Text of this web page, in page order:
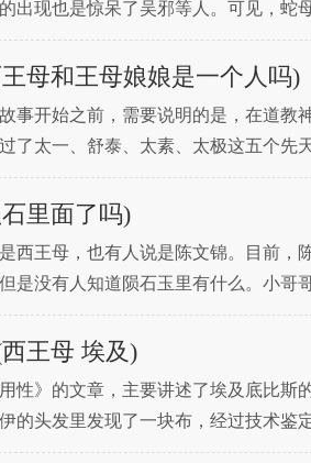
出现也是惊呆了吴邪等人。可见，蛇
会有巨蛇？其实仔细分析就能推断出
母和王母娘娘是一个人吗)
事开始之前，需要说明的是，在道教
了太一、舒泰、太素、太极这五个先
始状态。这期间物质、空、时间都没
里面了吗)
西王母，也有人说是陈文锦。目前，
是没有人知道陨石玉里有什么。小哥
挖的坑，有一种神秘的感觉，因为他
王母 埃及)
性》的文章，主要讲述了埃及底比斯
的头发里发现了一块布，经过技术鉴
骞凿空西域，丝绸是怎么来到埃及的？